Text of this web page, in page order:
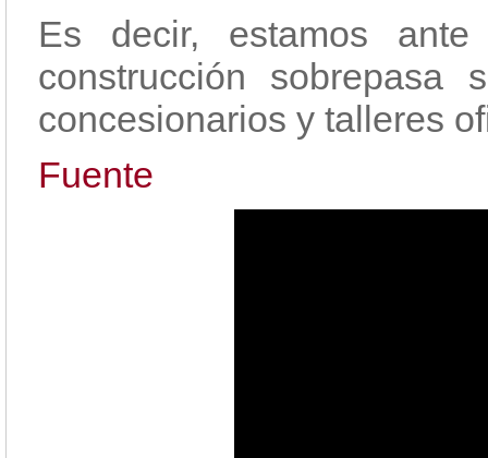
Es decir, estamos
construcción
concesionarios y talleres
Fuente